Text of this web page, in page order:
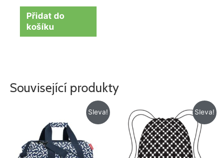
Přidat do
košíku
Související produkty
Sleva!
byla:
1
025 Kč.
Aktuální
cena
Sleva!
Původní
cena
byla:
199 Kč.
Aktuální
cena
je:
129 Kč.